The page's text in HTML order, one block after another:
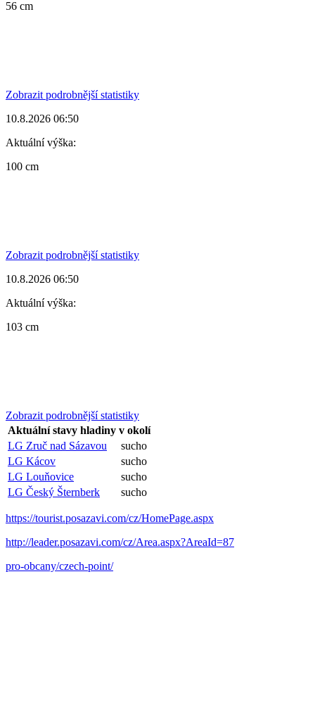
56 cm
Zobrazit podrobnější statistiky
10.8.2026 06:50
Aktuální výška:
100 cm
Zobrazit podrobnější statistiky
10.8.2026 06:50
Aktuální výška:
103 cm
Zobrazit podrobnější statistiky
Aktuální stavy hladiny v okolí
LG Zruč nad Sázavou
sucho
LG Kácov
sucho
LG Louňovice
sucho
LG Český Šternberk
sucho
https://tourist.posazavi.com/cz/HomePage.aspx
http://leader.posazavi.com/cz/Area.aspx?AreaId=87
pro-obcany/czech-point/